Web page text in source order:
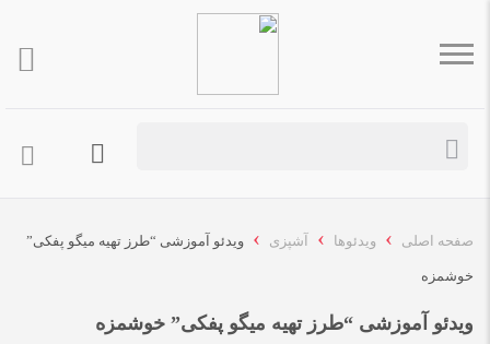
صفحه اصلی › ویدئوها › آشپزی › ویدئو آموزشی “طرز تهیه میگو پفکی”
خوشمزه
ویدئو آموزشی “طرز تهیه میگو پفکی” خوشمزه